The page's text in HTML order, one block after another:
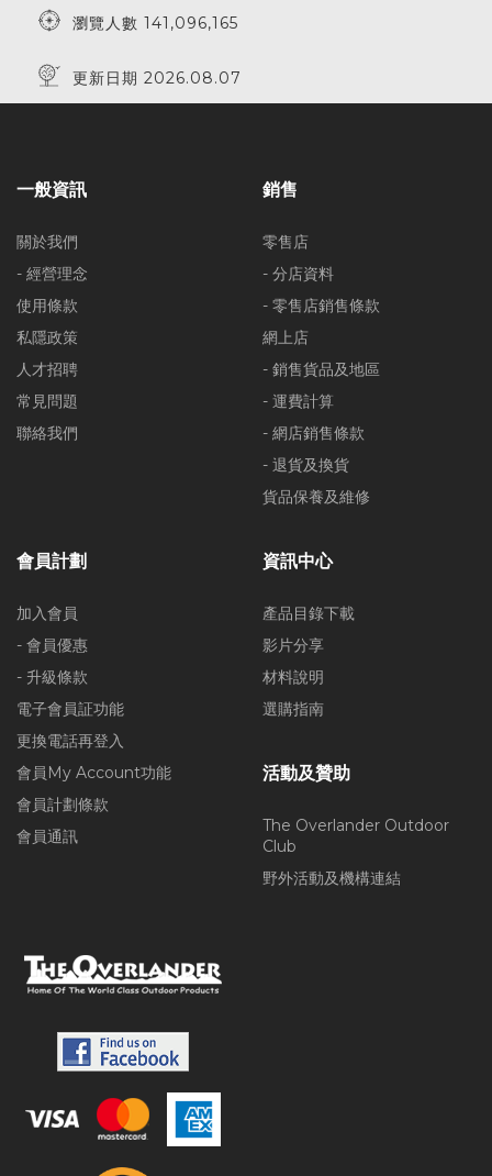
瀏覽人數 141,096,165
更新日期 2026.08.07
一般資訊
關於我們
- 經營理念
使用條款
私隱政策
人才招聘
常見問題
聯絡我們
銷售
零售店
- 分店資料
- 零售店銷售條款
網上店
- 銷售貨品及地區
- 運費計算
- 網店銷售條款
- 退貨及換貨
貨品保養及維修
會員計劃
加入會員
- 會員優惠
- 升級條款
電子會員証功能
更換電話再登入
會員My Account功能
會員計劃條款
會員通訊
資訊中心
產品目錄下載
影片分享
材料說明
選購指南
活動及贊助
The Overlander Outdoor
Club
野外活動及機構連結